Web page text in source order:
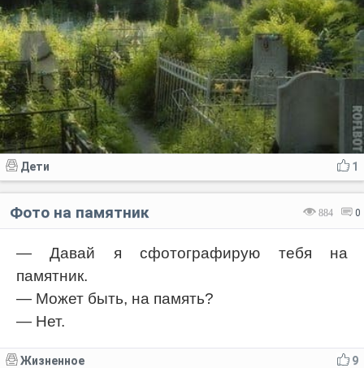
1
Дети
884 0
Фото на памятник
— Давай я сфотографирую тебя на
памятник.
— Может быть, на память?
— Нет.
9
Жизненное